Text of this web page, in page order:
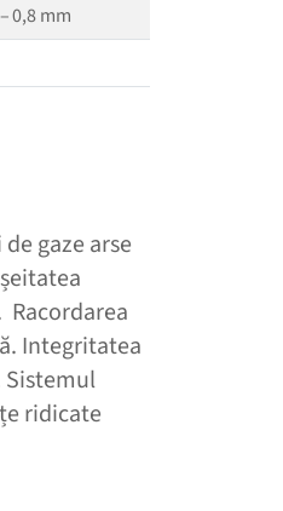
0,8 mm
gaze arse
Integritatea
Sistemul
ridicate